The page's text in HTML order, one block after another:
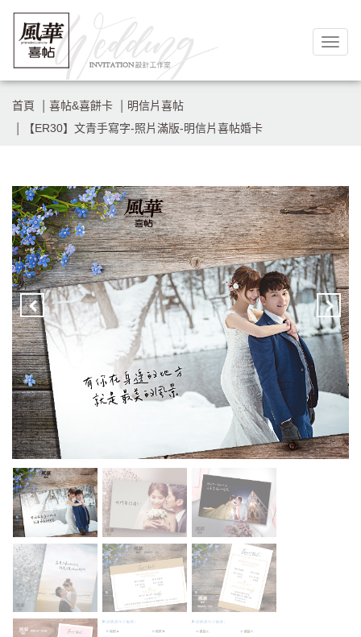
首頁 喜帖&喜餅卡
明信片喜帖
【ER30】文青手寫字-照片滿版-明信片喜帖婚卡
Previous